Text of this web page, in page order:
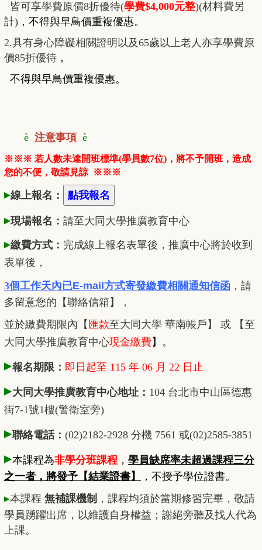
皆可享學費原價8折優待(學費$4,000元整)(材料費另
計) ， 不得與早鳥價重複優惠。
2.具有身心障礙相關證明以及65歲以上老人亦享學費原
價85折優待 ，
不得與早鳥價重複優惠。
è 注意事項 è
※※※ 若人數未達開班標準(學員數7位)，將不予開班，造成
您的不便，敬請見諒 ※※※
▸線上報名：
▸現場報名： 請至大同大學推廣教育中心
▸繳費方式： 完成線上報名表單後，推廣中心將於收到
表單後，
3個工作天內已E-mail方式寄發繳費相關通知信函 ， 請
多留意您的【聯絡信箱】，
並於繳費期限內 【 匯款至大同大學 華南帳戶】 或 【至
大同大學推廣教育中心現金繳費 】 。
▸報名期限： 即日起至 115 年 06 月 22 日止
▸大同大學推廣教育中心地址： 104 台北市中山區德惠
街7-1號1樓(警衛室旁)
▸聯絡電話： (02)2182-2928 分機 7561 或(02)2585-3851
▸本課程為非學分班課程 ， 學員缺席率未超過課程三分
之一者，將發予【結業證書】
，不授予學位證書。
▸本課程 無補課機制 ，課程均須於當期修習完畢，敬請
學員踴躍出席，以維護自身權益；謝絕旁聽及找人代為
上課。